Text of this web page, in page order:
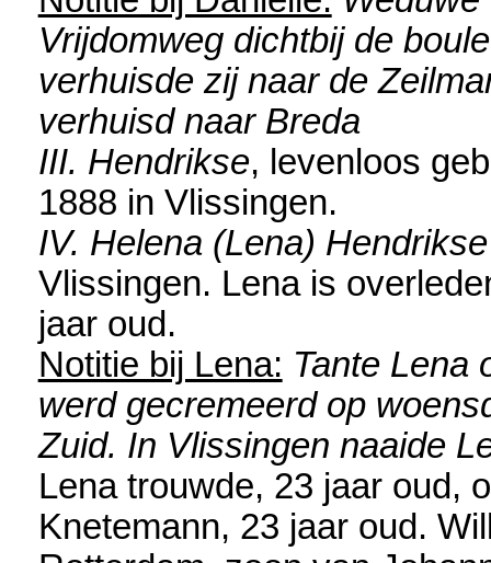
Vrijdomweg dichtbij de
verhuisde zij naar de
verhuisd naar Breda
III. Hendrikse, levenloos
1888 in Vlissingen.
IV. Helena (Lena) Hendrikse
Vlissingen. Lena is
jaar oud.
Notitie bij Lena: Tante Lena
werd gecremeerd op
Zuid. In Vlissingen naaide
Lena trouwde, 23 jaar oud,
Knetemann, 23 jaar oud.